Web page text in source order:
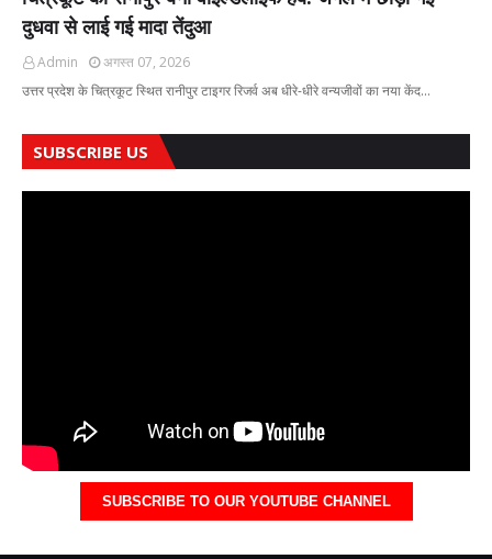
दुधवा से लाई गई मादा तेंदुआ
Admin
अगस्त 07, 2026
उत्तर प्रदेश के चित्रकूट स्थित रानीपुर टाइगर रिजर्व अब धीरे-धीरे वन्यजीवों का नया केंद…
SUBSCRIBE US
SUBSCRIBE TO OUR YOUTUBE CHANNEL